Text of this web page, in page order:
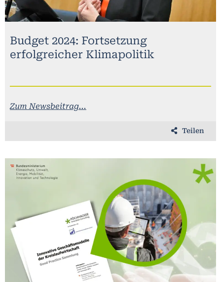
Budget 2024: Fortsetzung
erfolgreicher Klimapolitik
Zum Newsbeitrag...
Teilen